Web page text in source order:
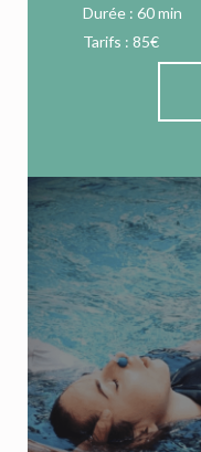
Durée : 60 min
Tarifs : 85€